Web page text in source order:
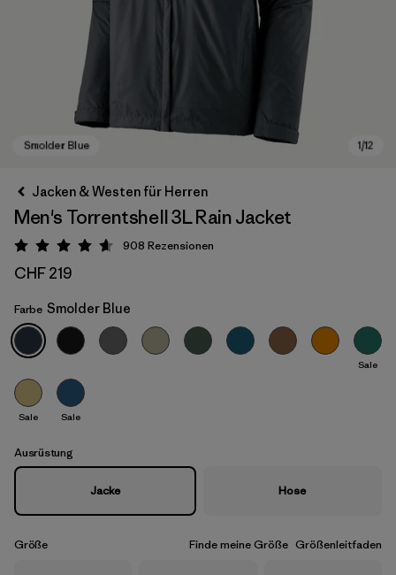
Smolder Blue
Jacken & Westen für Herren
Men's Torrentshell 3L Rain Jacket
Bewertung: 4.6 / 5
908 Rezensionen
CHF 219
Farbe Smolder Blue
Sale
Sale Sale
Ausrüstung
Jacke Hose
Größe Finde meine Größe Größenleitfaden